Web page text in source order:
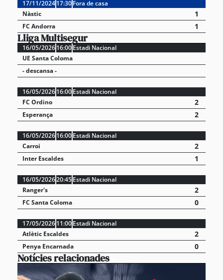
17/11/202417:30Fora de casa
Nàstic
1
FC Andorra 1
Lliga Multisegur
16/05/202616:00Estadi Nacional
UE Santa Coloma
- descansa -
16/05/202616:00Estadi Nacional
FC Ordino
2
Esperança 2
16/05/202616:00Estadi Nacional
Carroi
2
Inter Escaldes 1
16/05/202620:45Estadi Nacional
Ranger's
2
FC Santa Coloma 0
17/05/202611:00Estadi Nacional
Atlètic Escaldes
2
Penya Encarnada 0
Notícies relacionades